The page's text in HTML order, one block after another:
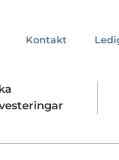
Forskningssäkerhet
Kontakt